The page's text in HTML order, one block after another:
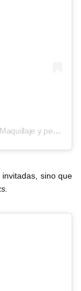
Una publicación compartida de Oui Novias ✨ Maquillaje y peluqueria para novias (@oui_novias)
sino que